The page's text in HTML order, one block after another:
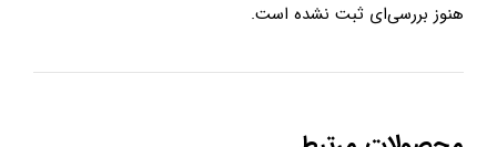
هنوز بررسی‌ای ثبت نشده است.